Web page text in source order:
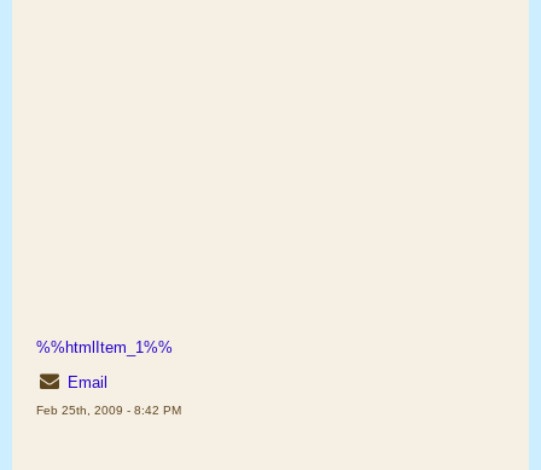
%%htmlItem_1%%
Email
Feb 25th, 2009 - 8:42 PM